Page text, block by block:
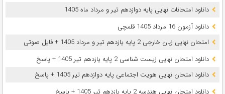
دانلود امتحانات نهایی پایه دوازدهم تیر و مرداد ماه 1405
دانلود آزمون 16 مرداد 1405 قلمچی
امتحان نهایی زبان خارجی 2 پایه یازدهم تیر و مرداد 1405 + فایل صوتی
دانلود امتحان نهایی زیست شناسی 2 پایه یازدهم تیر 1405 + پاسخ
دانلود امتحان نهایی هویت اجتماعی پایه دوازدهم تیر 1405 + پاسخ
دانلود امتحان نهایی هندسه 2 پایه یازدهم تیر 1405 + پاسخ